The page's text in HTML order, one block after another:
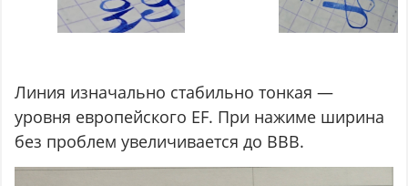
Линия изначально стабильно тонкая —
уровня европейского EF. При нажиме ширина
без проблем увеличивается до ВВВ.